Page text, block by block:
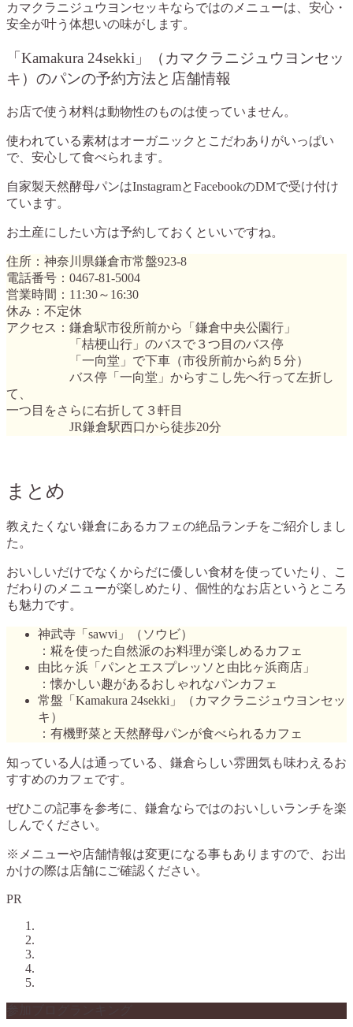
カマクラニジュウヨンセッキならではのメニューは、安心・
安全が叶う体想いの味がします。
「Kamakura 24sekki」（カマクラニジュウヨンセッ
キ）のパンの予約方法と店舗情報
お店で使う材料は動物性のものは使っていません。
使われている素材はオーガニックとこだわありがいっぱい
で、安心して食べられます。
自家製天然酵母パンはInstagramとFacebookのDMで受け付け
ています。
お土産にしたい方は予約しておくといいですね。
住所：神奈川県鎌倉市常盤923-8
電話番号：0467-81-5004
営業時間：11:30～16:30
休み：不定休
アクセス：鎌倉駅市役所前から「鎌倉中央公園行」
「桔梗山行」のバスで３つ目のバス停
「一向堂」で下車（市役所前から約５分）
バス停「一向堂」からすこし先へ行って左折し
て、
一つ目をさらに右折して３軒目
JR鎌倉駅西口から徒歩20分
まとめ
教えたくない鎌倉にあるカフェの絶品ランチをご紹介しまし
た。
おいしいだけでなくからだに優しい食材を使っていたり、こ
だわりのメニューが楽しめたり、個性的なお店というところ
も魅力です。
神武寺「sawvi」（ソウビ）
：糀を使った自然派のお料理が楽しめるカフェ
由比ヶ浜「パンとエスプレッソと由比ヶ浜商店」
：懐かしい趣があるおしゃれなパンカフェ
常盤「Kamakura 24sekki」（カマクラニジュウヨンセッ
キ）
：有機野菜と天然酵母パンが食べられるカフェ
知っている人は通っている、鎌倉らしい雰囲気も味わえるお
すすめのカフェです。
ぜひこの記事を参考に、鎌倉ならではのおいしいランチを楽
しんでください。
※メニューや店舗情報は変更になる事もありますので、お出
かけの際は店舗にご確認ください。
PR